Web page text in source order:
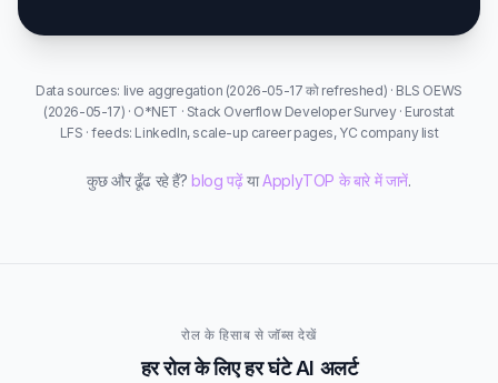
Data sources: live aggregation (2026-05-17 को refreshed) · BLS OEWS
(2026-05-17) · O*NET · Stack Overflow Developer Survey · Eurostat
LFS · feeds: LinkedIn, scale-up career pages, YC company list
कुछ और ढूँढ रहे हैं?blog पढ़ेंयाApplyTOP के बारे में जानें.
रोल के हिसाब से जॉब्स देखें
हर रोल के लिए हर घंटे AI अलर्ट